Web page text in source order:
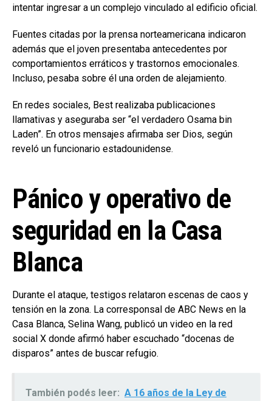
intentar ingresar a un complejo vinculado al edificio oficial.
Fuentes citadas por la prensa norteamericana indicaron
además que el joven presentaba antecedentes por
comportamientos erráticos y trastornos emocionales.
Incluso, pesaba sobre él una orden de alejamiento.
En redes sociales, Best realizaba publicaciones
llamativas y aseguraba ser “el verdadero Osama bin
Laden”. En otros mensajes afirmaba ser Dios, según
reveló un funcionario estadounidense.
Pánico y operativo de
seguridad en la Casa
Blanca
Durante el ataque, testigos relataron escenas de caos y
tensión en la zona. La corresponsal de ABC News en la
Casa Blanca, Selina Wang, publicó un video en la red
social X donde afirmó haber escuchado “docenas de
disparos” antes de buscar refugio.
También podés leer: A 16 años de la Ley de